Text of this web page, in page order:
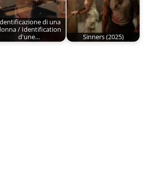
di una
/ Identification
d'une…
Sinners (2025)